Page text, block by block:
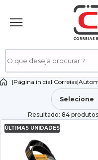
|Página inicial|Correias|
Resultado: 84
ÚLTIMAS UNIDADES